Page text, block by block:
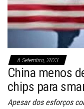
6 Setembro, 2023
China menos
chips para
Apesar dos esforços